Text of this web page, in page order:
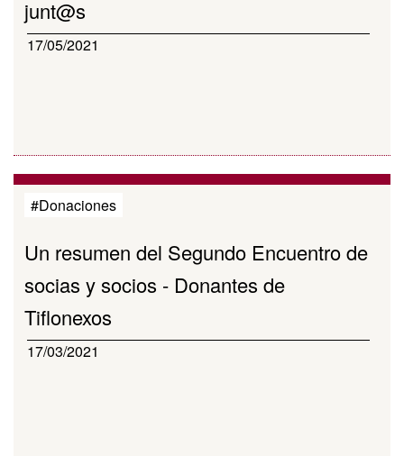
junt@s
17/05/2021
#Donaciones
Un resumen del Segundo Encuentro de
socias y socios - Donantes de
Tiflonexos
17/03/2021